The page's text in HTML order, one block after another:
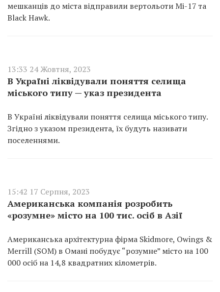
мешканців до міста відправили вертольоти Мі-17 та
Black Hawk.
13:33 24 Жовтня, 2023
В Україні ліквідували поняття селища
міського типу — указ президента
В Україні ліквідували поняття селища міського типу.
Згідно з указом президента, їх будуть називати
поселеннями.
15:42 17 Серпня, 2023
Американська компанія розробить
«розумне» місто на 100 тис. осіб в Азії
Американська архітектурна фірма Skidmore, Owings &
Merrill (SOM) в Омані побудує “розумне” місто на 100
000 осіб на 14,8 квадратних кілометрів.